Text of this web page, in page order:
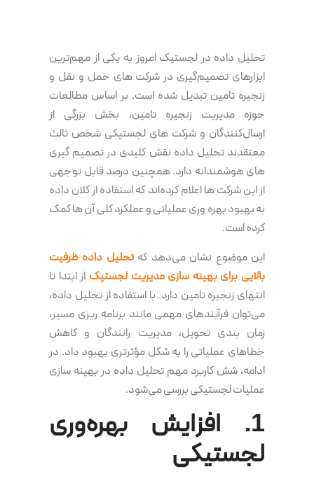
تحلیل داده در لجستیک امروز به یکی از مهم‌ترین
ابزارهای تصمیم‌گیری در شرکت های حمل و نقل و
زنجیره تامین تبدیل شده است. بر اساس مطالعات
حوزه مدیریت زنجیره تامین، بخش بزرگی از
ارسال‌کنندگان و شرکت های لجستیکی شخص ثالث
معتقدند تحلیل داده نقش کلیدی در تصمیم گیری
های هوشمندانه دارد. همچنین درصد قابل توجهی
از این شرکت ها اعلام کرده‌اند که استفاده از کلان داده
به بهبود بهره وری عملیاتی و عملکرد کلی آن ها کمک
کرده است.
این موضوع نشان می‌دهد کهتحلیل داده ظرفیت
بالایی برای بهینه سازی مدیریت لجستیک از ابتدا تا
انتهای زنجیره تامین دارد. با استفاده از تحلیل داده،
می‌توان فرآیندهای مهمی مانند برنامه ریزی مسیر،
زمان بندی تحویل، مدیریت رانندگان و کاهش
خطاهای عملیاتی را به شکل مؤثرتری بهبود داد. در
ادامه، شش کاربرد مهم تحلیل داده در بهینه سازی
عملیات لجستیکی بررسی می‌شود.
1. افزایش بهره‌وری
لجستیکی